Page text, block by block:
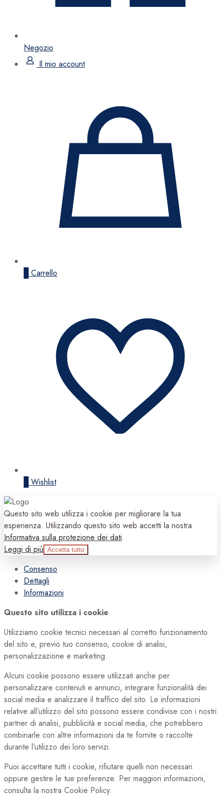
Negozio
Il mio account
Carrello
Wishlist
Questo sito web utilizza i cookie per migliorare la tua
esperienza. Utilizzando questo sito web accetti la nostra
Informativa sulla protezione dei dati.
Leggi di più Accetta tutto
Consenso
Dettagli
Informazioni
Questo sito utilizza i cookie
Utilizziamo cookie tecnici necessari al corretto funzionamento
del sito e, previo tuo consenso, cookie di analisi,
personalizzazione e marketing.
Alcuni cookie possono essere utilizzati anche per
personalizzare contenuti e annunci, integrare funzionalità dei
social media e analizzare il traffico del sito. Le informazioni
relative all’utilizzo del sito possono essere condivise con i nostri
partner di analisi, pubblicità e social media, che potrebbero
combinarle con altre informazioni da te fornite o raccolte
durante l’utilizzo dei loro servizi.
Puoi accettare tutti i cookie, rifiutare quelli non necessari
oppure gestire le tue preferenze. Per maggiori informazioni,
consulta la nostra Cookie Policy.